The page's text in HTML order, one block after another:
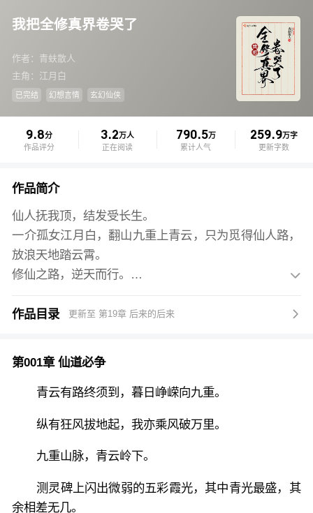
我把全修真界卷哭了
作者：青蚨散人
主角：江月白
已完结 幻想言情 玄幻仙侠
9.8分
作品评分
3.2万人
正在阅读
790.5万
累计人气
259.9万字
更新字数
作品简介
仙人抚我顶，结发受长生。
一介孤女江月白，翻山九重上青云，只为觅得仙人路，
放浪天地踏云霄。
修仙之路，逆天而行。
师姐日诵十卷经，我便读书到天明。
师父炼丹通宵坐，我便丹炉火不灭！
卷不死自己，就卷死别人，争取卷哭全修真界。
【你专注炼丹，由于你卷得太狠，丹炉不堪重负爆炸
【你搬来铁锅继续炼丹，意外发现铁锅控火更容易，药
材受热更均匀，炼丹熟练度+5】
注：前期有修仙数据面板，吐槽属性，不加点不奖励不

作品目录 更新至 第19章 后来的后来 
第001章 仙道必争
青云有路终须到，暮日峥嵘向九重。
纵有狂风拔地起，我亦乘风破万里。
九重山脉，青云岭下。
测灵碑上闪出微弱的五彩霞光，其中青光最盛，其
余相差无几。